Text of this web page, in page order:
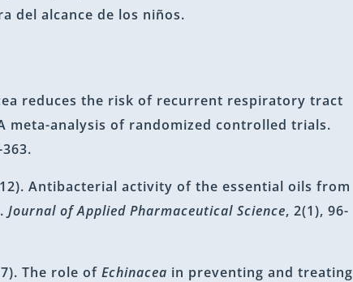
del alcance de los niños.
reduces the risk of recurrent respiratory tract
meta-analysis of randomized controlled trials.
Antibacterial activity of the essential oils from
Journal of Applied Pharmaceutical Science, 2(1), 96-
The role ofEchinacea in preventing and treating